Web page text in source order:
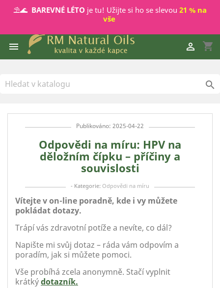
⛱️🌊 BAREVNÉ LÉTO je tu! Užijte si ho se slevou 21 % na
vše
 shopping_cart


Publikováno: 2025-04-22
Odpovědi na míru: HPV na
děložním čípku – příčiny a
souvislosti
- Kategorie: Odpovědi na míru
Vítejte v on-line poradně, kde i vy můžete
pokládat dotazy.
Trápí vás zdravotní potíže a nevíte, co dál?
Napište mi svůj dotaz – ráda vám odpovím a
poradím, jak si můžete pomoci.
Vše probíhá zcela anonymně. Stačí vyplnit
krátkýdotazník.